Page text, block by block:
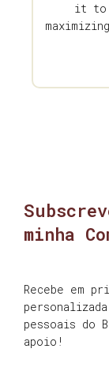
it to
minha
Recebe em
pessoais do
apoio!